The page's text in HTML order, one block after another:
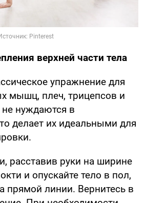
верхней части тела
упражнение для
мышц, плеч, трицепсов и
нуждаются в
делает их идеальными для
расставив руки на ширине
и опускайте тело в пол,
прямой линии. Вернитесь в